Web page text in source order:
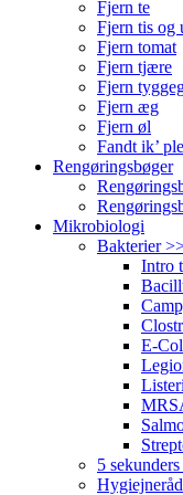
Fjern te
Fjern tis og
Fjern tomat
Fjern tjære
Fjern
Fjern æg
Fjern øl
Fandt ik’
Rengøringsbøger
Mikrobiologi
Bakterier
Intro
E-
5